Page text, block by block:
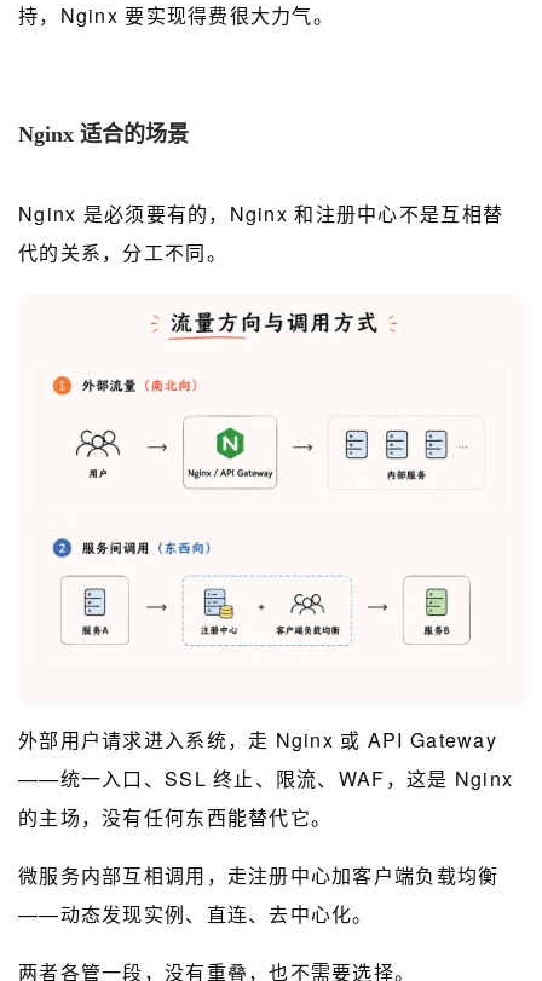
持，Nginx 要实现得费很大力气。
Nginx 适合的场景
Nginx 是必须要有的，Nginx 和注册中心不是互相替
代的关系，分工不同。
外部用户请求进入系统，走 Nginx 或 API Gateway
——统一入口、SSL 终止、限流、WAF，这是 Nginx
的主场，没有任何东西能替代它。
微服务内部互相调用，走注册中心加客户端负载均衡
——动态发现实例、直连、去中心化。
两者各管一段，没有重叠，也不需要选择。